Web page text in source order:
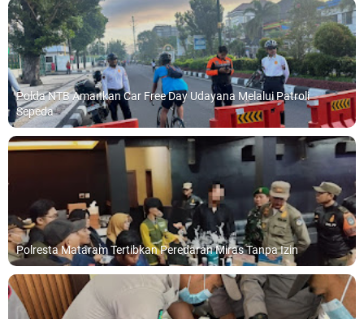
Polda NTB Amankan Car Free Day Udayana Melalui Patroli
Sepeda
Polresta Mataram Tertibkan Peredaran Miras Tanpa Izin